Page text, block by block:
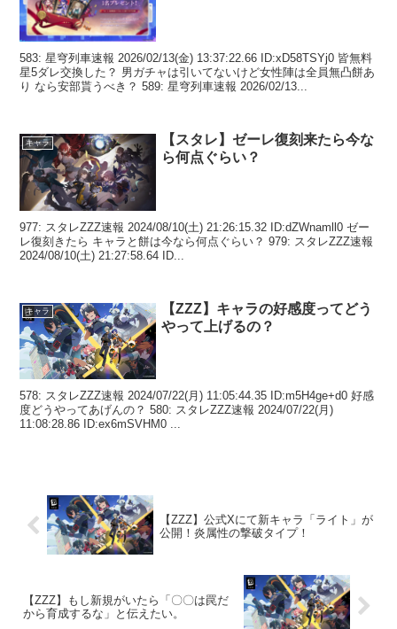
583: 星穹列車速報 2026/02/13(金) 13:37:22.66 ID:xD58TSYj0 皆無料
星5ダレ交換した？ 男ガチャは引いてないけど女性陣は全員無凸餅あ
り なら安部貰うべき？ 589: 星穹列車速報 2026/02/13...
キャラ
【スタレ】ゼーレ復刻来たら今な
ら何点ぐらい？
977: スタレZZZ速報 2024/08/10(土) 21:26:15.32 ID:dZWnamll0 ゼー
レ復刻きたら キャラと餅は今なら何点ぐらい？ 979: スタレZZZ速報
2024/08/10(土) 21:27:58.64 ID...
キャラ
【ZZZ】キャラの好感度ってどう
やって上げるの？
578: スタレZZZ速報 2024/07/22(月) 11:05:44.35 ID:m5H4ge+d0 好感
度どうやってあげんの？ 580: スタレZZZ速報 2024/07/22(月)
11:08:28.86 ID:ex6mSVHM0 ...
【ZZZ】公式Xにて新キャラ「ライト」が
公開！炎属性の撃破タイプ！
【ZZZ】もし新規がいたら「〇〇は罠だ
から育成するな」と伝えたい。